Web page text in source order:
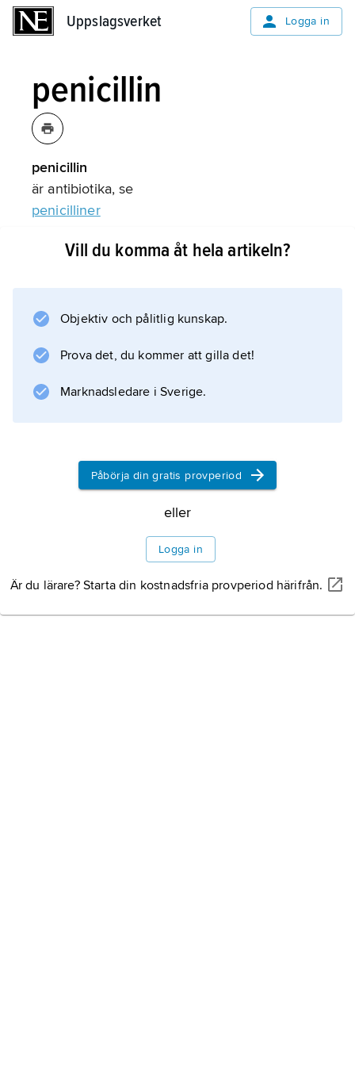
Uppslagsverket Logga in
penicillin
penicillin
är antibiotika, se
penicilliner
Information om artikeln
Vill du komma åt hela artikeln?
Objektiv och pålitlig kunskap.
Prova det, du kommer att gilla det!
Marknadsledare i Sverige.
Påbörja din gratis provperiod
eller
Logga in
Är du lärare? Starta din kostnadsfria provperiod härifrån.